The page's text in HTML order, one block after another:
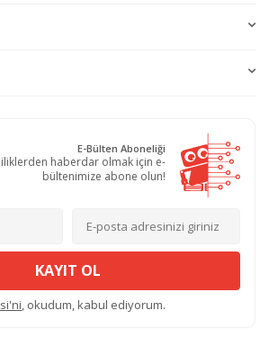
E-Bülten Aboneliği
haberdar olmak için e-
bültenimize abone olun!
KAYIT OL
, okudum, kabul ediyorum.